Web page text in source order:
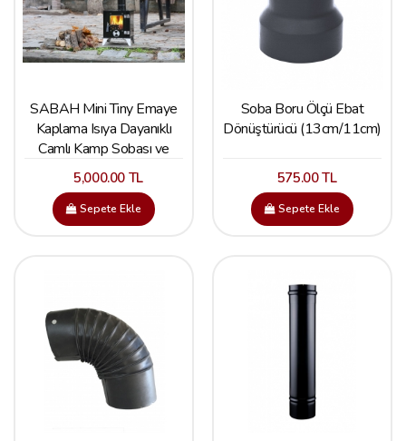
SABAH Mini Tiny Emaye
Kaplama Isıya Dayanıklı
Camlı Kamp Sobası ve
Karavan Sobası (Boru Çapı
8 cm)
5,000.00 TL
Sepete Ekle
Soba Boru Ölçü Ebat
Dönüştürücü (13cm/11cm)
575.00 TL
Sepete Ekle